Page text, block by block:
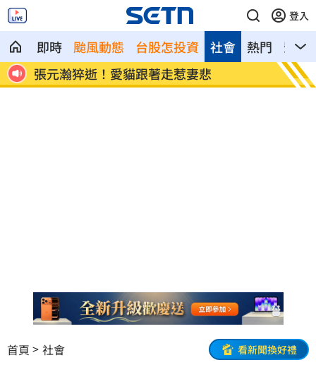
登入
即時 颱風動態 台股怎投資 熱門 影音
社會
退休金買錶討妻歡心 她一句話神反轉
Fed
向
首頁 社會 看新聞換好禮